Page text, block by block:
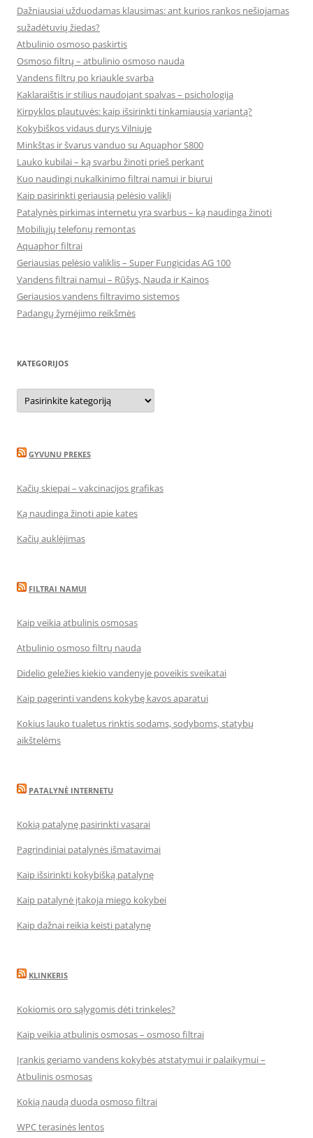
Dažniausiai užduodamas klausimas: ant kurios rankos nešiojamas
sužadėtuvių žiedas?
Atbulinio osmoso paskirtis
Osmoso filtrų – atbulinio osmoso nauda
Vandens filtrų po kriaukle svarba
Kaklaraištis ir stilius naudojant spalvas – psichologija
Kirpyklos plautuvės: kaip išsirinkti tinkamiausią variantą?
Kokybiškos vidaus durys Vilniuje
Minkštas ir švarus vanduo su Aquaphor S800
Lauko kubilai – ką svarbu žinoti prieš perkant
Kuo naudingi nukalkinimo filtrai namui ir biurui
Kaip pasirinkti geriausią pelėsio valiklį
Patalynės pirkimas internetu yra svarbus – ką naudinga žinoti
Mobiliųjų telefonų remontas
Aquaphor filtrai
Geriausias pelėsio valiklis – Super Fungicidas AG 100
Vandens filtrai namui – Rūšys, Nauda ir Kainos
Geriausios vandens filtravimo sistemos
Padangų žymėjimo reikšmės
KATEGORIJOS
Kategorijos
GYVUNU PREKES
Kačių skiepai – vakcinacijos grafikas
Ką naudinga žinoti apie kates
Kačių auklėjimas
FILTRAI NAMUI
Kaip veikia atbulinis osmosas
Atbulinio osmoso filtrų nauda
Didelio geležies kiekio vandenyje poveikis sveikatai
Kaip pagerinti vandens kokybę kavos aparatui
Kokius lauko tualetus rinktis sodams, sodyboms, statybų
aikštelėms
PATALYNĖ INTERNETU
Kokią patalynę pasirinkti vasarai
Pagrindiniai patalynės išmatavimai
Kaip išsirinkti kokybišką patalynę
Kaip patalynė įtakoja miego kokybei
Kaip dažnai reikia keisti patalynę
KLINKERIS
Kokiomis oro sąlygomis dėti trinkeles?
Kaip veikia atbulinis osmosas – osmoso filtrai
Įrankis geriamo vandens kokybės atstatymui ir palaikymui –
Atbulinis osmosas
Kokią naudą duoda osmoso filtrai
WPC terasinės lentos